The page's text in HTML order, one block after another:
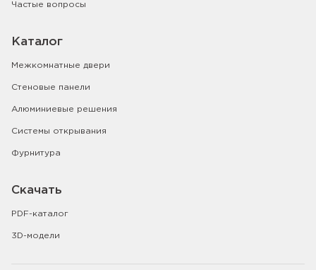
Частые вопросы
Каталог
Межкомнатные двери
Стеновые панели
Алюминиевые решения
Системы открывания
Фурнитура
Скачать
PDF-каталог
3D-модели